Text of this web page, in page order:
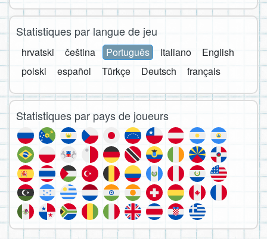
Statistiques par langue de jeu
hrvatski čeština Português Italiano
English
polski
español Türkçe Deutsch français
Statistiques par pays de joueurs